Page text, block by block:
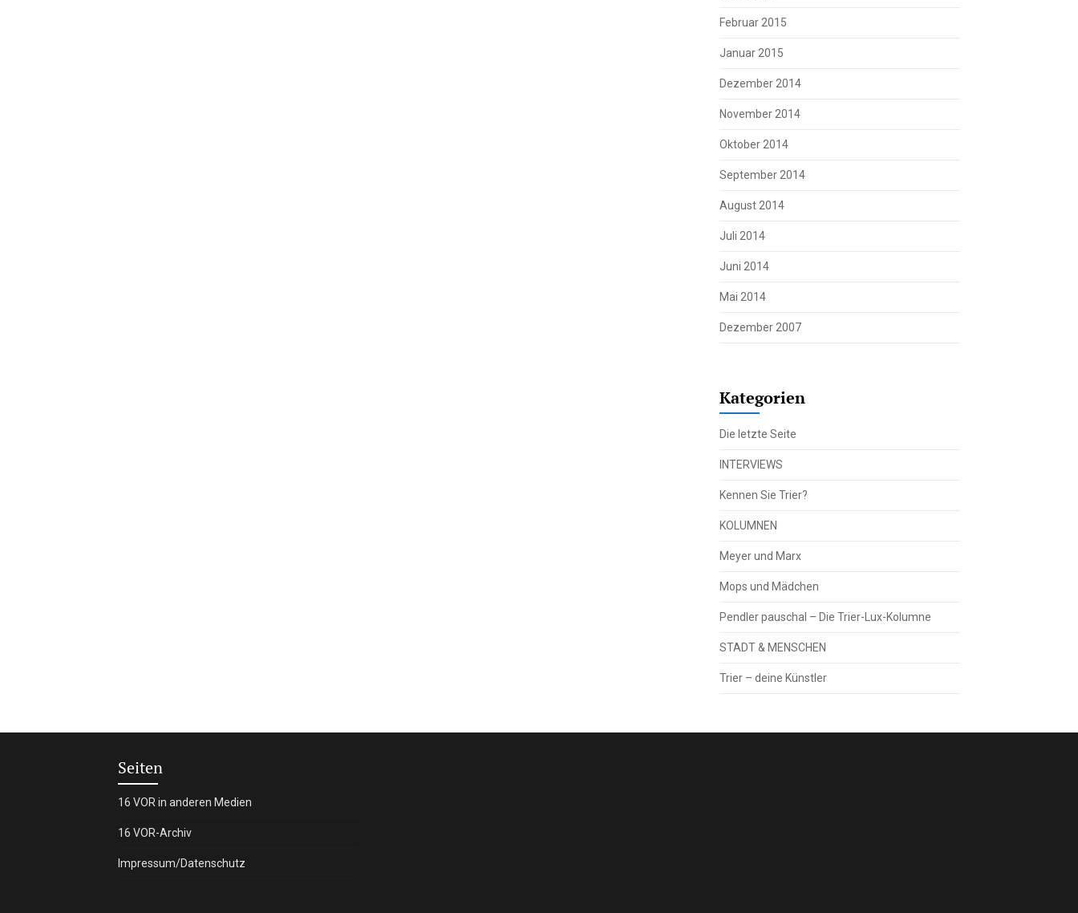
Februar 2015
Januar 2015
Dezember 2014
November 2014
Oktober 2014
September 2014
August 2014
Juli 2014
Juni 2014
Mai 2014
Dezember 2007
Kategorien
Die letzte Seite
INTERVIEWS
Kennen Sie Trier?
KOLUMNEN
Meyer und Marx
Mops und Mädchen
Pendler pauschal – Die Trier-Lux-Kolumne
STADT & MENSCHEN
Trier – deine Künstler
Seiten
16 VOR in anderen Medien
16 VOR-Archiv
Impressum/Datenschutz